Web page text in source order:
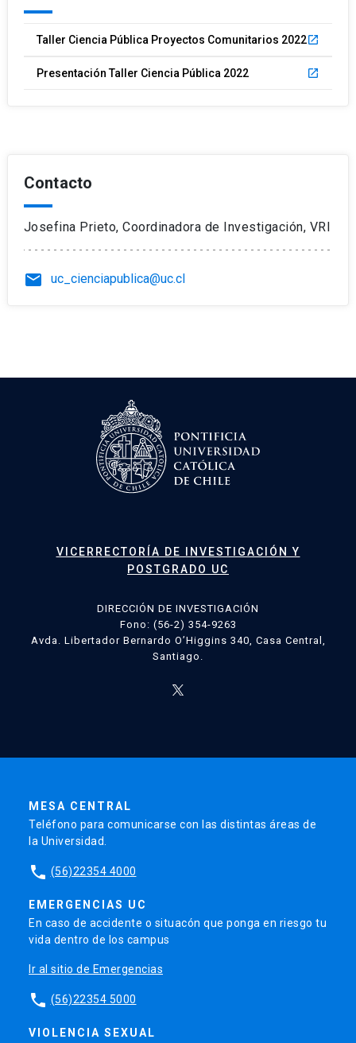
Taller Ciencia Pública Proyectos Comunitarios 2022launch
Presentación Taller Ciencia Pública 2022 launch
Contacto
Josefina Prieto, Coordinadora de Investigación, VRI
email uc_cienciapublica@uc.cl
VICERRECTORÍA DE INVESTIGACIÓN Y
POSTGRADO UC
DIRECCIÓN DE INVESTIGACIÓN
Fono: (56-2) 354-9263
Avda. Libertador Bernardo O’Higgins 340, Casa Central,
Santiago.
MESA CENTRAL
Teléfono para comunicarse con las distintas áreas de
la Universidad.
phone (56)22354 4000
EMERGENCIAS UC
En caso de accidente o situacón que ponga en riesgo tu
vida dentro de los campus
Ir al sitio de Emergencias
phone (56)22354 5000
VIOLENCIA SEXUAL